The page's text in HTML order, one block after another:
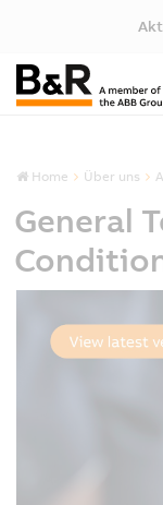
Home Über uns
General